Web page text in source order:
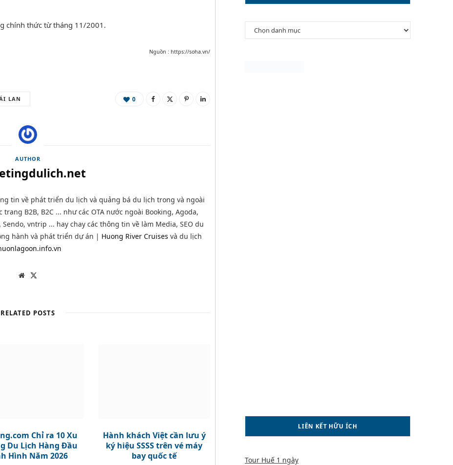
G
chính thức từ tháng 11/2001.
Nguồn : https://soha.vn/
LAN 0
AUTHOR
tin về phát triển du lịch và quảng bá du lịch trong và ngoài
B2B, B2C ... như các OTA nước ngoài Booking, Agoda,
vntrip ... hay chay các thông tin về làm Media, SEO du
hành và phát triển dự án | Huong River Cruises và du lịch
W
t
e
e
r
RELATED POSTS
Chỉ ra 10 Xu
Du Lịch Hàng Đầu
Hình Năm 2026
Hành khách Việt cần lưu ý
ký hiệu SSSS trên vé máy
bay quốc tế
Danh
mục
LIÊN KẾT HỮU ÍCH
Tour Huế 1 ngày